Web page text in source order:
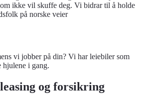
ikke vil skuffe deg. Vi bidrar til å holde
på norske veier
vi jobber på din? Vi har leiebiler som
hjulene i gang.
og forsikring